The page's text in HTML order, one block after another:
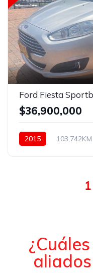
$36,900,000
2015 103,742KM
1